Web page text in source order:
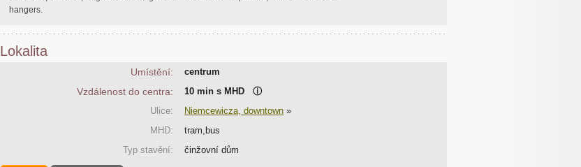
hangers.
Lokalita
Umístění: centrum
Vzdálenost do centra: 10 min s MHD ⓘ
Ulice:
Niemcewicza, downtown »
MHD:
tram,bus
Typ stavění:
činžovní dům